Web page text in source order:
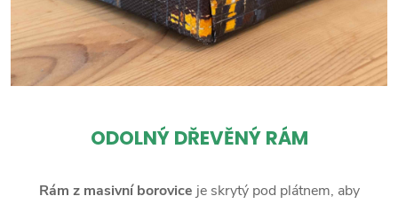
ODOLNÝ DŘEVĚNÝ RÁM
Rám z masivní borovice je skrytý pod plátnem, aby